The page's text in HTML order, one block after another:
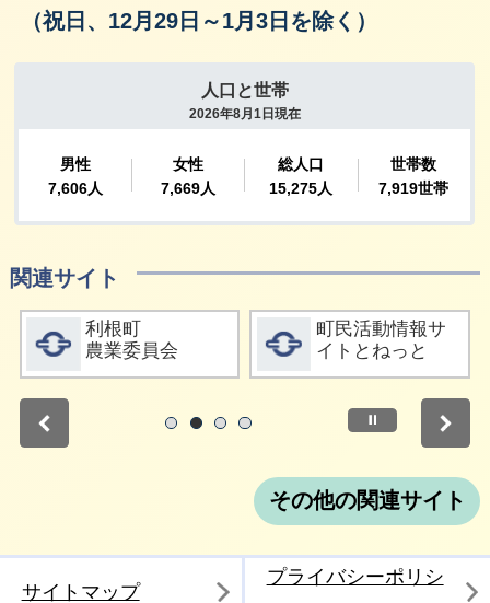
（祝日、12月29日～1月3日を除く）
関連サイト
詳細をみる
利根町
農業委員会
詳細をみる
町民活動情報サ
イトとねっと
停止
その他の関連サイト
サイトマップ
プライバシーポリシ